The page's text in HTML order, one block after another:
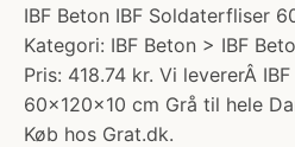
IBF Beton IBF Soldaterfliser
Kategori: IBF Beton > IBF
Pris: 418.74 kr. Vi levererÂ
60x120x10 cm Grå til hele
Køb hos Grat.dk.